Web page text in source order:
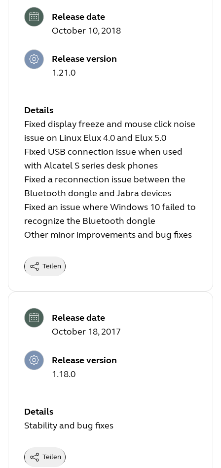
Release date
October 10, 2018
Release version
1.21.0
Details
Fixed display freeze and mouse click noise
issue on Linux Elux 4.0 and Elux 5.0
Fixed USB connection issue when used
with Alcatel S series desk phones
Fixed a reconnection issue between the
Bluetooth dongle and Jabra devices
Fixed an issue where Windows 10 failed to
recognize the Bluetooth dongle
Other minor improvements and bug fixes
Teilen
Release date
October 18, 2017
Release version
1.18.0
Details
Stability and bug fixes
Teilen